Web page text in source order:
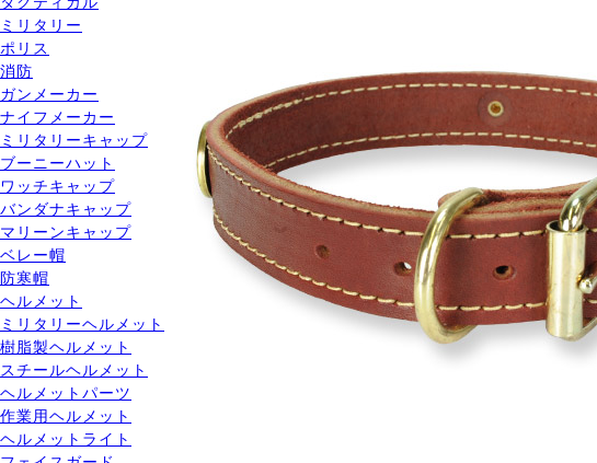
ミリタリー
ポリス
消防
ガンメーカー
ナイフメーカー
ミリタリーキャップ
ブーニーハット
ワッチキャップ
バンダナキャップ
マリーンキャップ
ベレー帽
防寒帽
ヘルメット
ミリタリーヘルメット
樹脂製ヘルメット
スチールヘルメット
ヘルメットパーツ
作業用ヘルメット
ヘルメットライト